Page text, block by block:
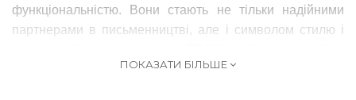
функціональністю.
Вони стають не тільки надійними
партнерами в письменництві, але і символом стилю і
впевнені в отриманні продукту найвищої якості, який
ПОКАЗАТИ БІЛЬШЕ